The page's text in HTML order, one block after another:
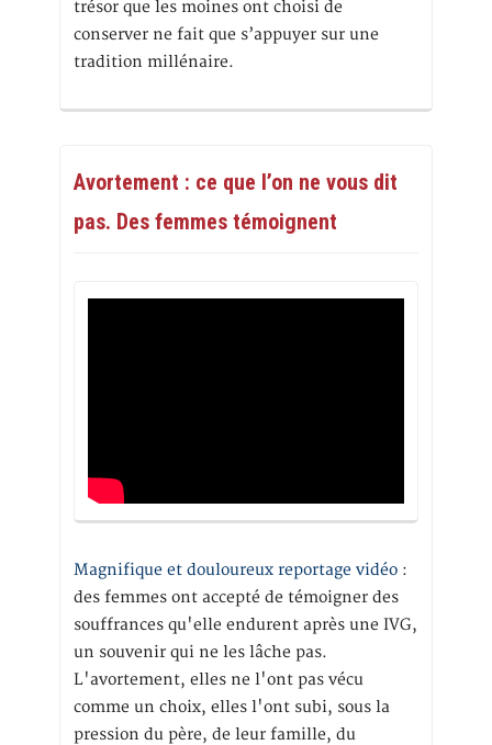
trésor que les moines ont choisi de
conserver ne fait que s’appuyer sur une
tradition millénaire.
Avortement : ce que l’on ne vous dit
pas. Des femmes témoignent
Magnifique et douloureux reportage vidéo :
des femmes ont accepté de témoigner des
souffrances qu'elle endurent après une IVG,
un souvenir qui ne les lâche pas.
L'avortement, elles ne l'ont pas vécu
comme un choix, elles l'ont subi, sous la
pression du père, de leur famille, du